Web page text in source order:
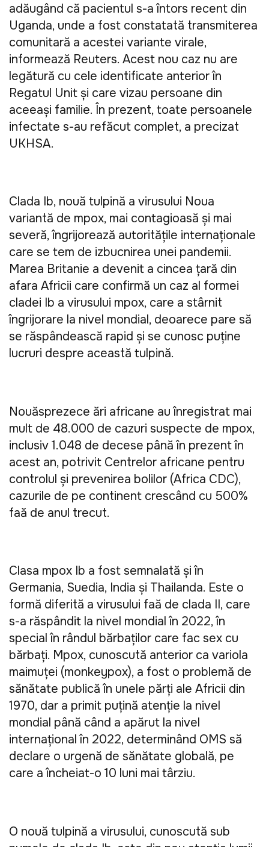
adăugând că pacientul s-a întors recent din
Uganda, unde a fost constatată transmiterea
comunitară a acestei variante virale,
informează Reuters. Acest nou caz nu are
legătură cu cele identificate anterior în
Regatul Unit şi care vizau persoane din
aceeaşi familie. În prezent, toate persoanele
infectate s-au refăcut complet, a precizat
UKHSA.
Clada Ib, nouă tulpină a virusului Noua
variantă de mpox, mai contagioasă şi mai
severă, îngrijorează autorităţile internaţionale
care se tem de izbucnirea unei pandemii.
Marea Britanie a devenit a cincea ţară din
afara Africii care confirmă un caz al formei
cladei Ib a virusului mpox, care a stârnit
îngrijorare la nivel mondial, deoarece pare să
se răspândească rapid şi se cunosc puţine
lucruri despre această tulpină.
Nouăsprezece ţări africane au înregistrat mai
mult de 48.000 de cazuri suspecte de mpox,
inclusiv 1.048 de decese până în prezent în
acest an, potrivit Centrelor africane pentru
controlul şi prevenirea bolilor (Africa CDC),
cazurile de pe continent crescând cu 500%
faţă de anul trecut.
Clasa mpox Ib a fost semnalată şi în
Germania, Suedia, India şi Thailanda. Este o
formă diferită a virusului faţă de clada II, care
s-a răspândit la nivel mondial în 2022, în
special în rândul bărbaţilor care fac sex cu
bărbaţi. Mpox, cunoscută anterior ca variola
maimuţei (monkeypox), a fost o problemă de
sănătate publică în unele părţi ale Africii din
1970, dar a primit puţină atenţie la nivel
mondial până când a apărut la nivel
internaţional în 2022, determinând OMS să
declare o urgenţă de sănătate globală, pe
care a încheiat-o 10 luni mai târziu.
O nouă tulpină a virusului, cunoscută sub